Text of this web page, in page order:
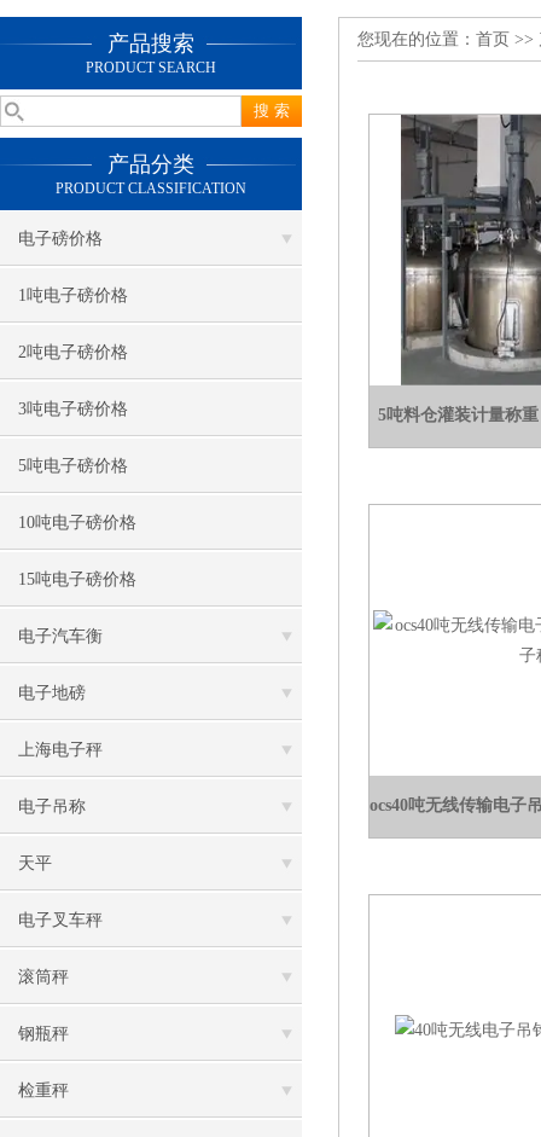
产品搜索
PRODUCT SEARCH
产品分类
PRODUCT CLASSIFICATION
电子磅价格
1吨电子磅价格
2吨电子磅价格
3吨电子磅价格
5吨电子磅价格
10吨电子磅价格
15吨电子磅价格
电子汽车衡
电子地磅
上海电子秤
电子吊称
天平
电子叉车秤
滚筒秤
钢瓶秤
检重秤
您现在的位置： 首页 >>
5吨料仓灌装计量称